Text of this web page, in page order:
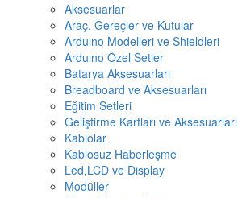
Aksesuarlar
Araç, Gereçler ve Kutular
Arduıno Modelleri ve Shieldleri
Arduıno Özel Setler
Batarya Aksesuarları
Breadboard ve Aksesuarları
Eğitim Setleri
Geliştirme Kartları ve Aksesuarları
Kablolar
Kablosuz Haberleşme
Led,LCD ve Display
Modüller